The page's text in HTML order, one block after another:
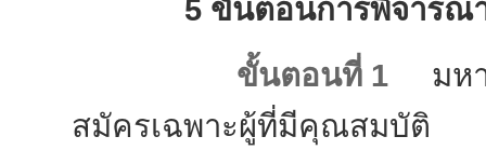
5 ขั้นตอนการพิจารณา
ขั้นตอนที่ 1 มหา
สมัครเฉพาะผู้ที่มีคุณสมบัติ